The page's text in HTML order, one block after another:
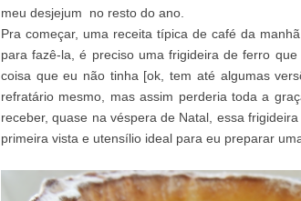
meu desjejum no resto do ano.
Pra começar, uma receita típica de café da
para fazê-la, é preciso uma frigideira de ferro
coisa que eu não tinha [ok, tem até algumas
refratário mesmo, mas assim perderia toda a
receber, quase na véspera de Natal, essa
primeira vista e utensílio ideal para eu preparar